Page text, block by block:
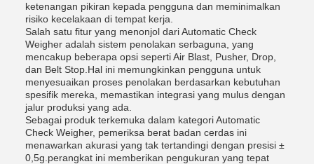
ketenangan pikiran kepada pengguna dan meminimalkan
risiko kecelakaan di tempat kerja.
Salah satu fitur yang menonjol dari Automatic Check
Weigher adalah sistem penolakan serbaguna, yang
mencakup beberapa opsi seperti Air Blast, Pusher, Drop,
dan Belt Stop.Hal ini memungkinkan pengguna untuk
menyesuaikan proses penolakan berdasarkan kebutuhan
spesifik mereka, memastikan integrasi yang mulus dengan
jalur produksi yang ada.
Sebagai produk terkemuka dalam kategori Automatic
Check Weigher, pemeriksa berat badan cerdas ini
menawarkan akurasi yang tak tertandingi dengan presisi ±
0,5g.perangkat ini memberikan pengukuran yang tepat